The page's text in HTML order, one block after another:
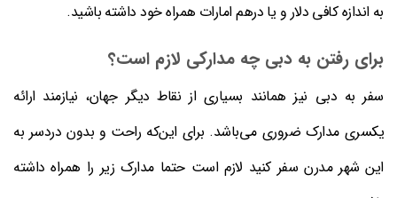
به اندازه کافی دلار و یا درهم امارات همراه خود داشته باشید.
برای رفتن به دبی چه مدارکی لازم است؟
سفر به دبی نیز همانند بسیاری از نقاط دیگر جهان، نیازمند ارائه
یکسری مدارک ضروری می‌باشد. برای این‌که راحت و بدون دردسر به
این شهر مدرن سفر کنید لازم است حتما مدارک زیر را همراه داشته